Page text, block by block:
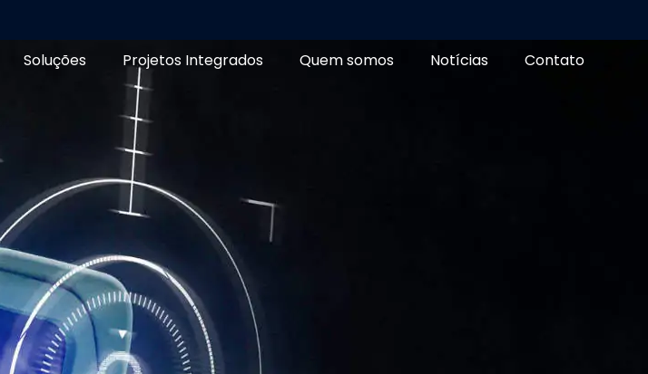
Soluções Projetos Integrados Quem somos Notícias Contato